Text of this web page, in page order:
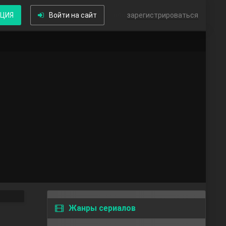
Войти на сайт зарегистрироваться
Жанры сериалов